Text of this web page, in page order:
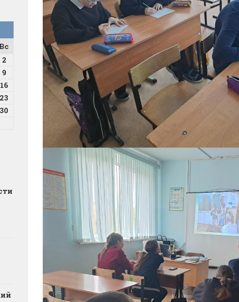
Вс
2
9
16
23
30